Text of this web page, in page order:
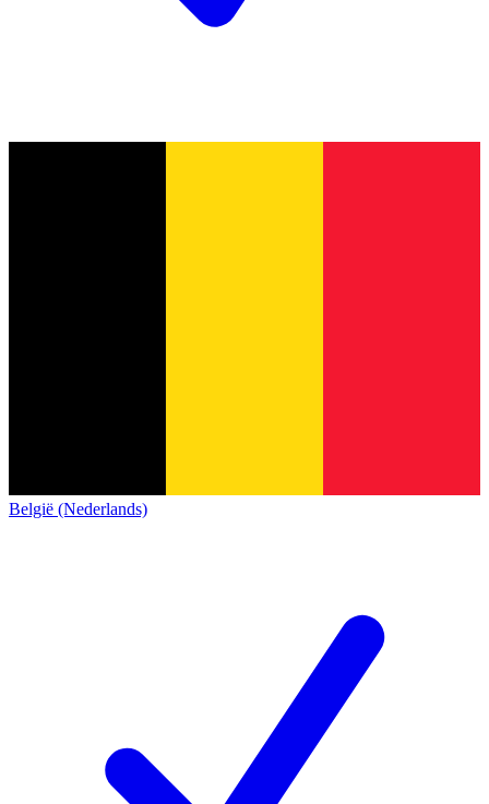
België (Nederlands)